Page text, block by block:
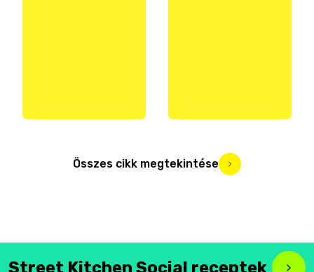
Összes cikk megtekintése
Street Kitchen Social receptek